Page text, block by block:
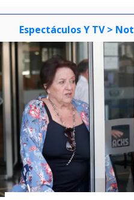
Espectáculos Y TV >